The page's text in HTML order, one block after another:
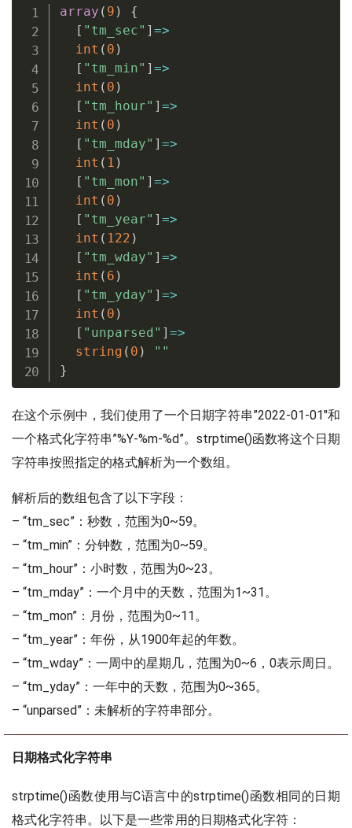
array ( 9 )
{
[ "tm_sec" ] =>
int ( 0 )
[ "tm_min" ] =>
int ( 0 )
[ "tm_hour" ] =>
int ( 0 )
[ "tm_mday" ] =>
int ( 1 )
[ "tm_mon" ] =>
int ( 0 )
[ "tm_year" ] =>
int ( 122 )
[ "tm_wday" ] =>
int ( 6 )
[ "tm_yday" ] =>
int ( 0 )
[ "unparsed" ] =>
string ( 0 )
""
}
在这个示例中，我们使用了一个日期字符串”2022-01-01″和
一个格式化字符串”%Y-%m-%d”。strptime()函数将这个日期
字符串按照指定的格式解析为一个数组。
解析后的数组包含了以下字段：
– “tm_sec”：秒数，范围为0~59。
– “tm_min”：分钟数，范围为0~59。
– “tm_hour”：小时数，范围为0~23。
– “tm_mday”：一个月中的天数，范围为1~31。
– “tm_mon”：月份，范围为0~11。
– “tm_year”：年份，从1900年起的年数。
– “tm_wday”：一周中的星期几，范围为0~6，0表示周日。
– “tm_yday”：一年中的天数，范围为0~365。
– “unparsed”：未解析的字符串部分。
日期格式化字符串
strptime()函数使用与C语言中的strptime()函数相同的日期
格式化字符串。以下是一些常用的日期格式化字符：